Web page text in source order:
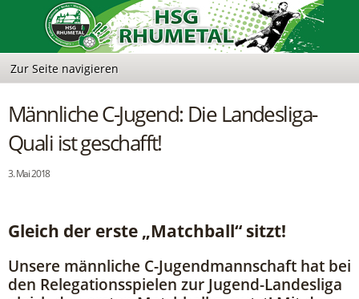
Männliche C-Jugend: Die Landesliga-
Quali ist geschafft!
3. Mai 2018
Gleich der erste „Matchball“ sitzt!
Unsere männliche C-Jugendmannschaft hat bei
den Relegationsspielen zur Jugend-Landesliga